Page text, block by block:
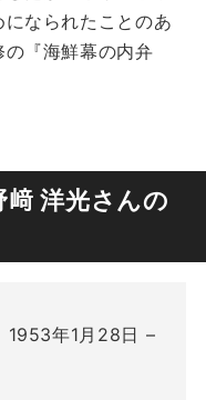
なられたことのあ
『海鮮幕の内弁
洋光さんの
1953年1月28日 –